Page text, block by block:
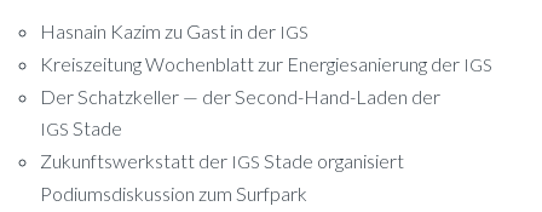
Hasnain Kazim zu Gast in der IGS
Kreiszeitung Wochenblatt zur Energiesanierung der IGS
Der Schatzkeller — der Second-Hand-Laden der
IGS Stade
Zukunftswerkstatt der IGS Stade organisiert
Podiumsdiskussion zum Surfpark